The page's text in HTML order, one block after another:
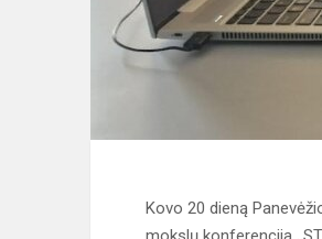
Kovo 20 dieną